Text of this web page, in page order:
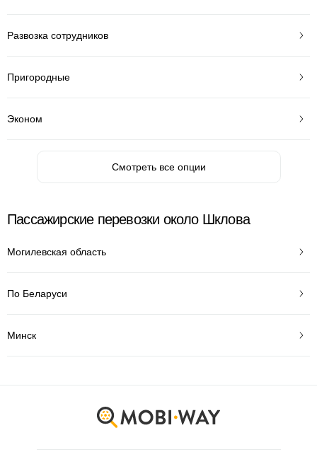
Развозка сотрудников
Пригородные
Эконом
Смотреть все опции
Пассажирские перевозки около Шклова
Могилевская область
По Беларуси
Минск